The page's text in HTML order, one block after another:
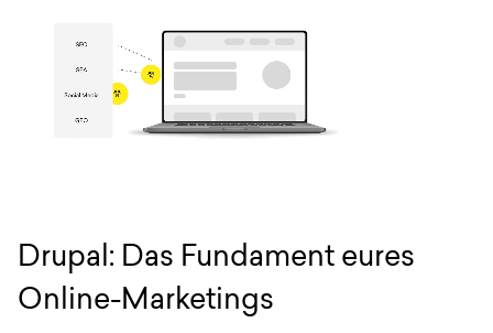
Drupal: Das Fundament eures
Online-Marketings